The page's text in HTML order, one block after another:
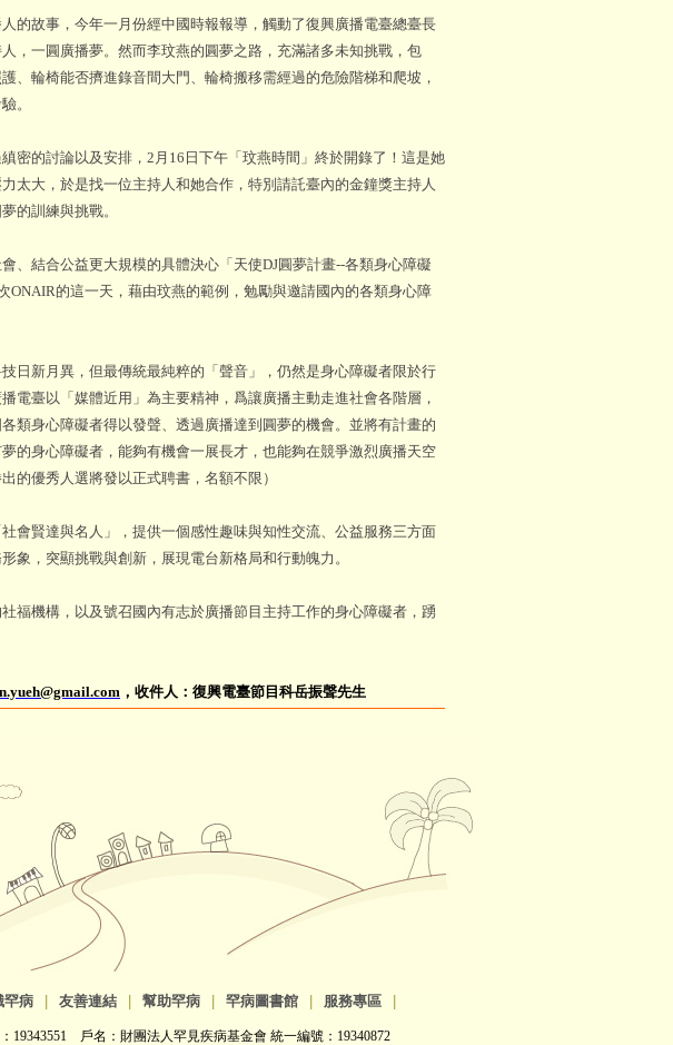
故事，今年一月份經中國時報報導，觸動了復興廣播電臺總臺長
，一圓廣播夢。然而李玟燕的圓夢之路，充滿諸多未知挑戰，包
、輪椅能否擠進錄音間大門、輪椅搬移需經過的危險階梯和爬坡，
。
的討論以及安排，2月16日下午「玟燕時間」終於開錄了！這是她
太大，於是找一位主持人和她合作，特別請託臺內的金鐘獎主持人
的訓練與挑戰。
結合公益更大規模的具體決心「天使DJ圓夢計畫--各類身心障礙
的這一天，藉由玟燕的範例，勉勵與邀請國內的各類身心障
新月異，但最傳統最純粹的「聲音」，仍然是身心障礙者限於行
電臺以「媒體近用」為主要精神，爲讓廣播主動走進社會各階層，
類身心障礙者得以發聲、透過廣播達到圓夢的機會。並將有計畫的
的身心障礙者，能夠有機會一展長才，也能夠在競爭激烈廣播天空
的優秀人選將發以正式聘書，名額不限）
賢達與名人」，提供一個感性趣味與知性交流、公益服務三方面
象，突顯挑戰與創新，展現電台新格局和行動魄力。
機構，以及號召國內有志於廣播節目主持工作的身心障礙者，踴
，收件人：復興電臺節目科岳振聲先生
罕病 友善連結 幫助罕病 罕病圖書館 服務專區
19343551 戶名：財團法人罕見疾病基金會 統一編號：19340872